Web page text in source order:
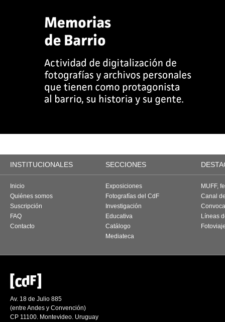
INSTITUCIONALES SECCIONES
Inicio
Quiénes somos
Suscripción
FAQ
Contacto
Exposiciones
Fotografías del CdF
Investigación
Educativa
Catálogo
Mediateca
MUFF,
Canal
Líneas
Av. 18 de Julio 885
(entre Andes y Convención)
CP 11100. Montevideo. Uruguay